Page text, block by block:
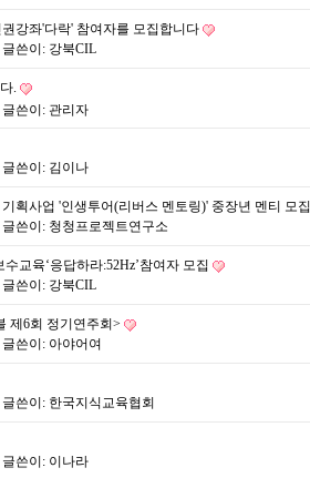
강좌'다락' 참여자를 모집합니다
글쓴이: 강북CIL
.
글쓴이: 관리자
글쓴이: 김이나
획사업 '인생투어(리버스 멘토링)' 중장년 멘티 모집
글쓴이: 청청프로젝트연구소
교육‘응답하라:52Hz’참여자 모집
글쓴이: 강북CIL
제6회 정기연주회>
글쓴이: 아야어여
글쓴이: 한국지식교육협회
글쓴이: 이나라